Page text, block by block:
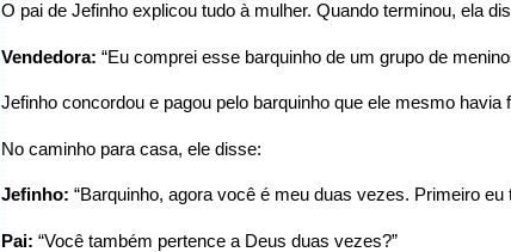
O pai de Jefinho explicou tudo à mulher. Quando terminou, ela
Vendedora: “Eu comprei esse barquinho de um grupo de
Jefinho concordou e pagou pelo barquinho que ele mesmo havia
No caminho para casa, ele disse:
Jefinho: “Barquinho, agora você é meu duas vezes. Primeiro eu
Pai: “Você também pertence a Deus duas vezes?”